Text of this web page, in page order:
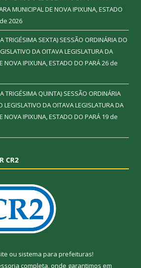
MUNICIPAL DE NOVA IPIXUNA, ESTADO
2026
TRIGÉSIMA SEXTA) SESSÃO ORDINÁRIA DO
DA OITAVA LEGISLATURA DA
NOVA IPIXUNA, ESTADO DO PARÁ26 de
TRIGÉSIMA QUINTA) SESSÃO ORDINÁRIA
LEGISLATIVO DA OITAVA LEGISLATURA DA
NOVA IPIXUNA, ESTADO DO PARÁ 19 de
CR2
ou sistema para prefeituras!
completa, onde garantimos em